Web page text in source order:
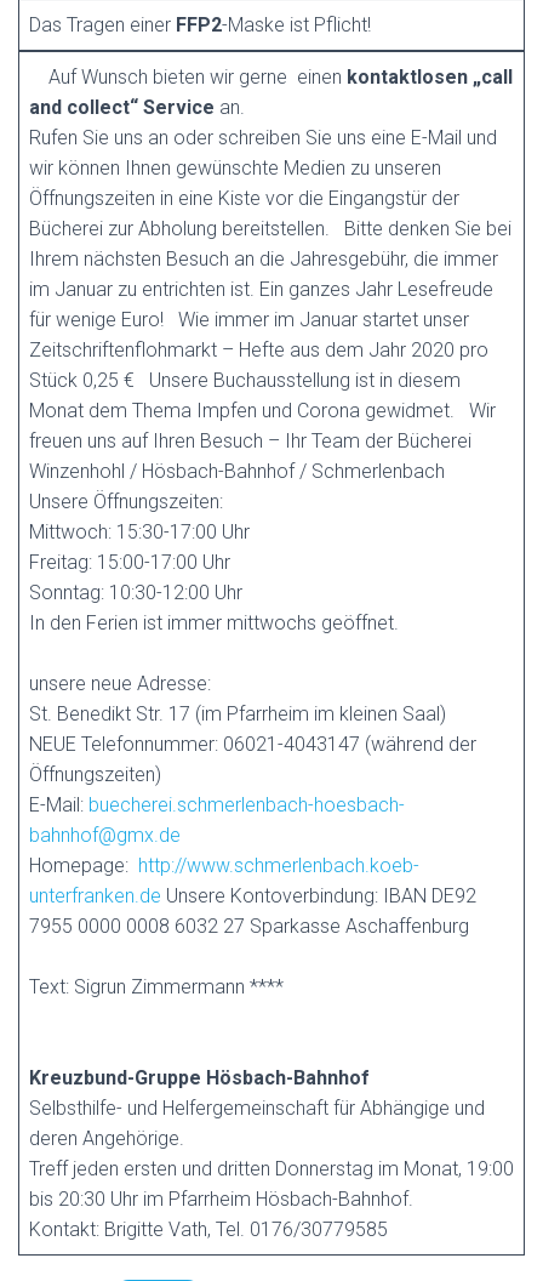
Das Tragen einer FFP2-Maske ist Pflicht!
Auf Wunsch bieten wir gerne einen kontaktlosen „call
and collect“ Service an.
Rufen Sie uns an oder schreiben Sie uns eine E-Mail und
wir können Ihnen gewünschte Medien zu unseren
Öffnungszeiten in eine Kiste vor die Eingangstür der
Bücherei zur Abholung bereitstellen. Bitte denken Sie bei
Ihrem nächsten Besuch an die Jahresgebühr, die immer
im Januar zu entrichten ist. Ein ganzes Jahr Lesefreude
für wenige Euro! Wie immer im Januar startet unser
Zeitschriftenflohmarkt – Hefte aus dem Jahr 2020 pro
Stück 0,25 € Unsere Buchausstellung ist in diesem
Monat dem Thema Impfen und Corona gewidmet. Wir
freuen uns auf Ihren Besuch – Ihr Team der Bücherei
Winzenhohl / Hösbach-Bahnhof / Schmerlenbach
Unsere Öffnungszeiten:
Mittwoch: 15:30-17:00 Uhr
Freitag: 15:00-17:00 Uhr
Sonntag: 10:30-12:00 Uhr
In den Ferien ist immer mittwochs geöffnet.
unsere neue Adresse:
St. Benedikt Str. 17 (im Pfarrheim im kleinen Saal)
NEUE Telefonnummer: 06021-4043147 (während der
Öffnungszeiten)
E-Mail: buecherei.schmerlenbach-hoesbach-
bahnhof@gmx.de
Homepage: http://www.schmerlenbach.koeb-
unterfranken.de Unsere Kontoverbindung: IBAN DE92
7955 0000 0008 6032 27 Sparkasse Aschaffenburg
Text: Sigrun Zimmermann ****
Kreuzbund-Gruppe Hösbach-Bahnhof
Selbsthilfe- und Helfergemeinschaft für Abhängige und
deren Angehörige.
Treff jeden ersten und dritten Donnerstag im Monat, 19:00
bis 20:30 Uhr im Pfarrheim Hösbach-Bahnhof.
Kontakt: Brigitte Vath, Tel. 0176/30779585